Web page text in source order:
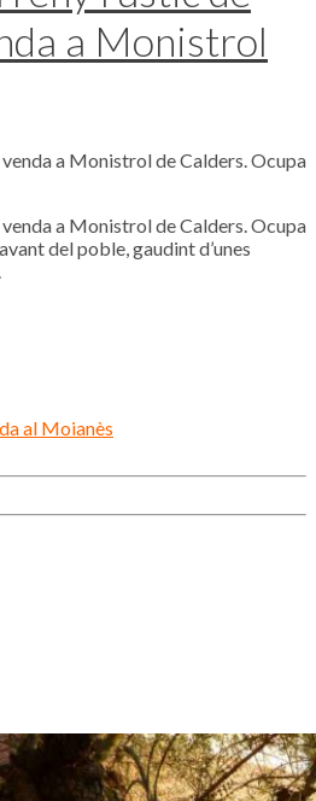
a Monistrol
a Monistrol de Calders. Ocupa
a Monistrol de Calders. Ocupa
del poble, gaudint d’unes
al Moianès